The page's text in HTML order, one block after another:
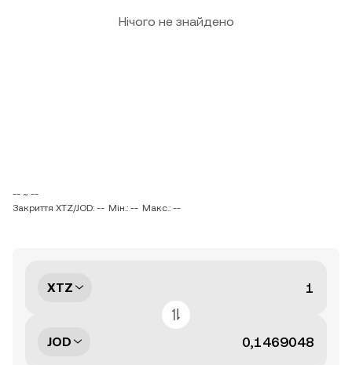
Нічого не знайдено
-- ~ --
Закриття XTZ/JOD: -- Мін.: -- Макс.: --
XTZ
JOD